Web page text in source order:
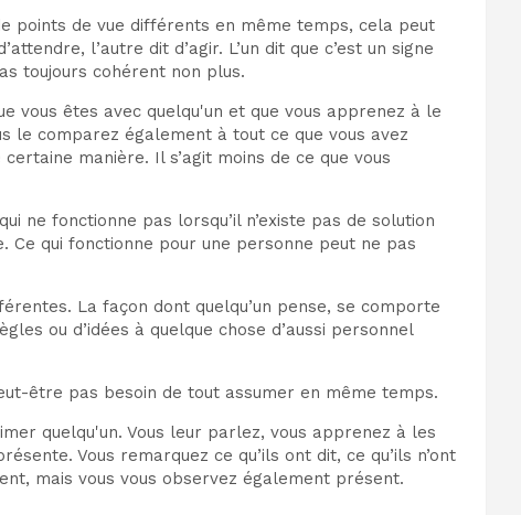
points de vue différents en même temps, cela peut
l’autre dit d’agir. L’un dit que c’est un signe
toujours cohérent non plus.
vous êtes avec quelqu'un et que vous apprenez à le
le comparez également à tout ce que vous avez
manière. Il s’agit moins de ce que vous
ne fonctionne pas lorsqu’il n’existe pas de solution
Ce qui fonctionne pour une personne peut ne pas
La façon dont quelqu’un pense, se comporte
ou d’idées à quelque chose d’aussi personnel
être pas besoin de tout assumer en même temps.
quelqu'un. Vous leur parlez, vous apprenez à les
Vous remarquez ce qu’ils ont dit, ce qu’ils n’ont
mais vous vous observez également présent.